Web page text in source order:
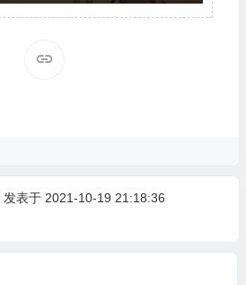
发表于 2021-10-19 21:18:36